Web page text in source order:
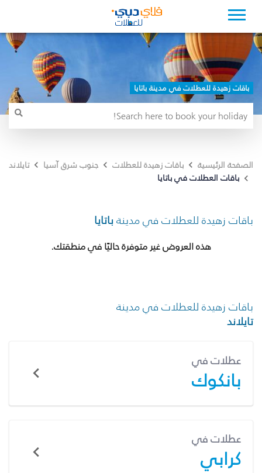
باقات زهيدة للعطلات في مدينة باتايا
الصفحة الرئيسية باقات زهيدة للعطلات جنوب شرق آسيا
تايلاند
باقات العطلات في باتايا
باقات زهيدة للعطلات في مدينة باتايا
هذه العروض غير متوفرة حاليًا في منطقتك.
باقات زهيدة للعطلات في مدينة
تايلاند
عطلات في
بانكوك
عطلات في
كرابي